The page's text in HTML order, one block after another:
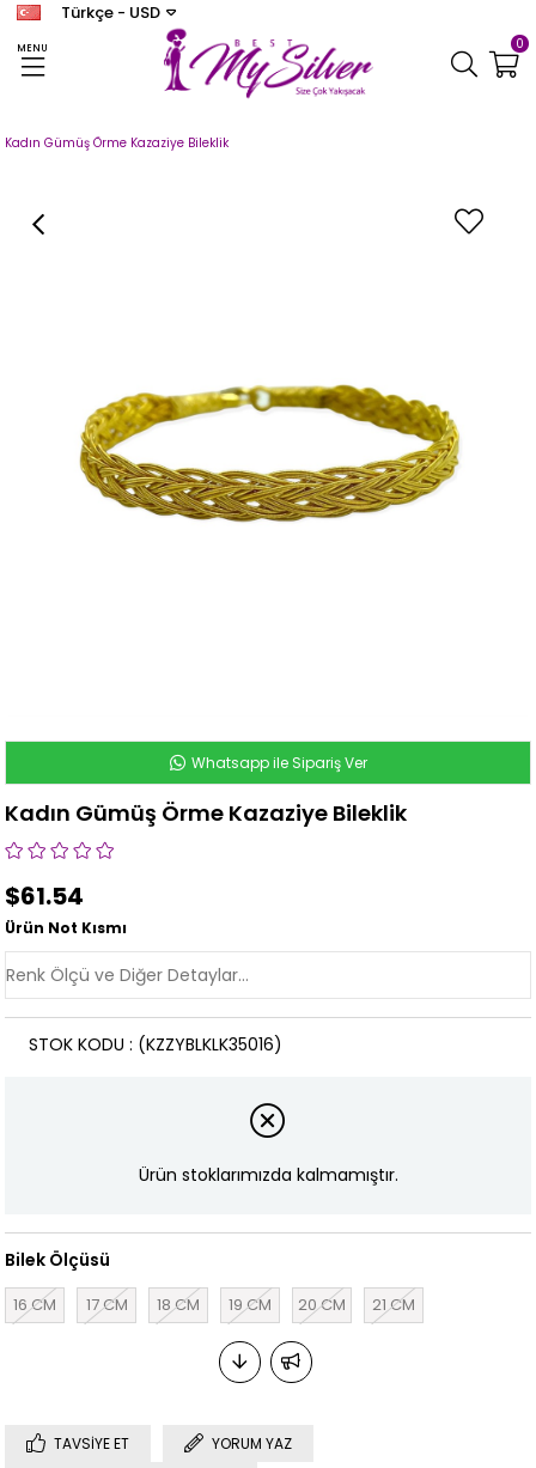
MENU
Türkçe - USD
0
TRABZON KAZAZİYE KAZAZİYE BİLEKLİK
Kadın Gümüş Örme Kazaziye Bileklik
Whatsapp ile Sipariş Ver
Kadın Gümüş Örme Kazaziye Bileklik
$61.54
Ürün Not Kısmı
(KZZYBLKLK35016)
STOK KODU
Ürün stoklarımızda kalmamıştır.
Bilek Ölçüsü
16 CM 17 CM 18 CM 19 CM 20 CM 21 CM
TAVSIYE ET
YORUM YAZ